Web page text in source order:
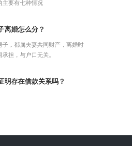
，都属夫妻共同财产，离婚时
承担，与户口无关。
凭证，只能证明双方的借贷关
对双方各自的财产和债务范围